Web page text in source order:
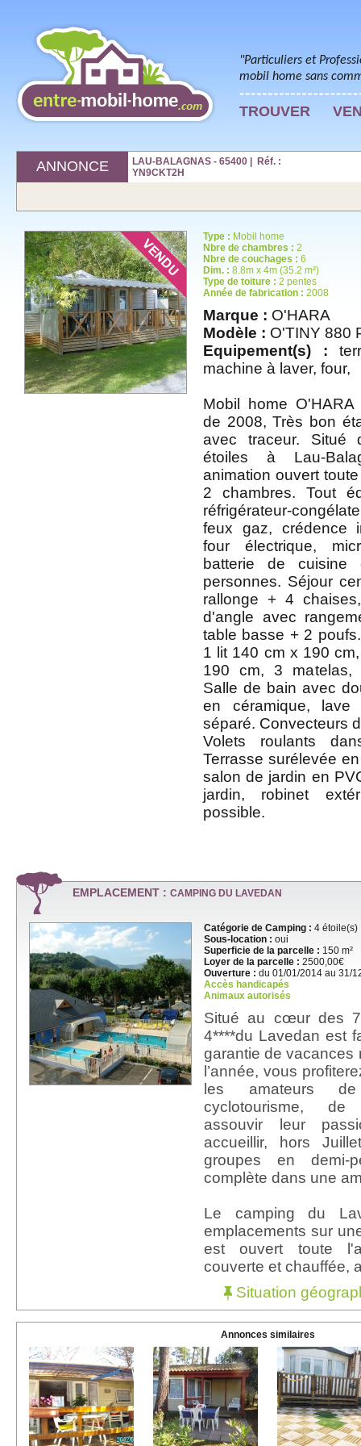
"Particuliers et
mobil home sans
TROUVER
ANNONCE
LAU-BALAGNAS - 65400 | Réf. :
YN9CKT2H
Type : Mobil home
Nbre de chambres : 2
Nbre de couchages : 6
Dim. : 8.8m x 4m (35.2 m²)
Type de toiture : 2 pentes
Année de fabrication : 2008
Marque : O'HARA
Modèle : O'TINY 880
Equipement(s) :
machine à laver, four,
Mobil home
de 2008, Très bon
avec traceur. Situé
étoiles à Lau-
animation ouvert
2 chambres. Tout
réfrigérateur-
feux gaz, crédence
four électrique,
batterie de
personnes. Séjour
rallonge + 4
d'angle avec
table basse + 2
1 lit 140 cm x 190
190 cm, 3 matelas,
Salle de bain avec
en céramique,
séparé. Convecteurs
Volets roulants
Terrasse surélevée
salon de jardin en
jardin, robinet
possible.
EMPLACEMENT : CAMPING DU LAVEDAN
Catégorie de Camping : 4 étoile(s)
Sous-location : oui
Superficie de la parcelle : 150 m²
Loyer de la parcelle : 2500,00€
Ouverture : du 01/01/2014 au 31/
Accès handicapés
Animaux autorisés
Situé au cœur des
4****du Lavedan est
garantie de vacances
l’année, vous
les amateurs
cyclotourisme,
assouvir leur
accueillir, hors
groupes en demi-
complète dans une
Le camping du
emplacements sur
est ouvert toute
couverte et chauffée,
Situation
Annonces similaires